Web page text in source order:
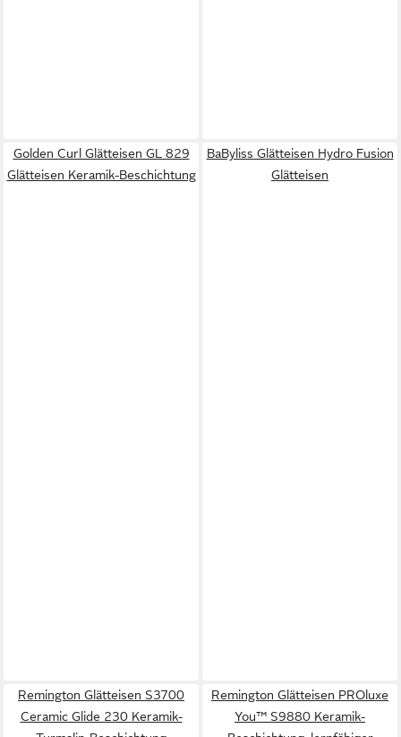
Golden Curl Glätteisen GL 829
Glätteisen Keramik-Beschichtung
BaByliss Glätteisen Hydro Fusion
Glätteisen
Remington Glätteisen S3700
Ceramic Glide 230 Keramik-
Remington Glätteisen PROluxe
You™ S9880 Keramik-